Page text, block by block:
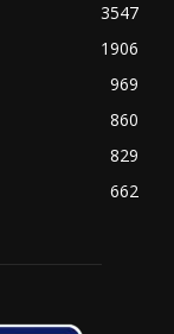
3547
1906
969
860
829
662